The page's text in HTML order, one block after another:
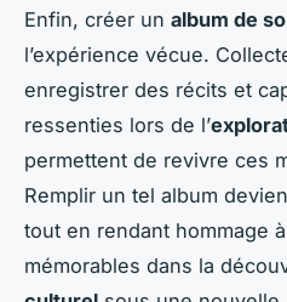
Enfin, créer un album de
l’expérience vécue.
enregistrer des récits et
ressenties lors de l’
permettent de revivre ces
Remplir un tel album
tout en rendant hommage
mémorables dans la